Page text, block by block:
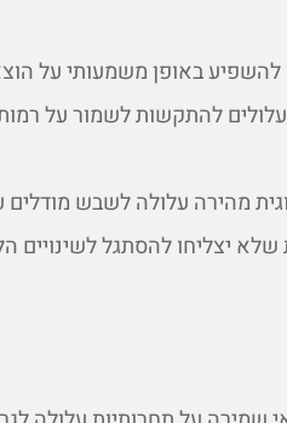
להשפיע באופן משמעותי על
להתקשות לשמור על
מהירה עלולה לשבש מודלים
יצליחו להסתגל לשינויים